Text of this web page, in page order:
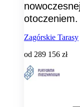
Zagórskie Tarasy
od 289 156 zł